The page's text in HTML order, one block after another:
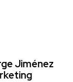
Jiménez